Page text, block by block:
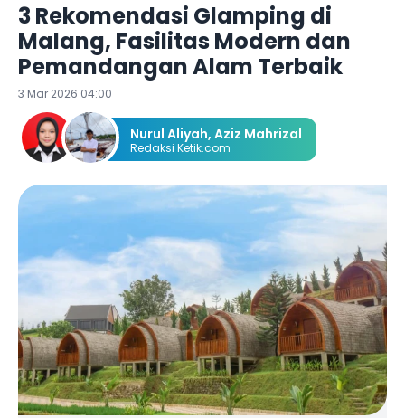
3 Rekomendasi Glamping di
Malang, Fasilitas Modern dan
Pemandangan Alam Terbaik
3 Mar 2026 04:00
Nurul Aliyah, Aziz Mahrizal
Redaksi Ketik.com